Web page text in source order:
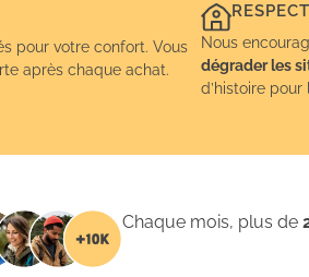
pour votre confort. Vous
après chaque achat.
Nous
dégrader les
d’histoire
Chaque mois, plus de